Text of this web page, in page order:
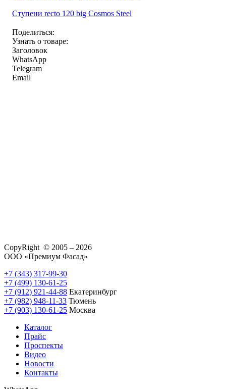
Ступени recto 120 big Cosmos Steel
Поделиться:
Узнать о товаре:
Заголовок
WhatsApp
Telegram
Email
CopyRight © 2005 – 2026
ООО «Премиум Фасад»
+7 (343) 317-99-30
+7 (499) 130-61-25
+7 (912) 921-44-88 Екатеринбург
+7 (982) 948-11-33 Тюмень
+7 (903) 130-61-25 Москва
Каталог
Прайс
Проспекты
Видео
Новости
Контакты